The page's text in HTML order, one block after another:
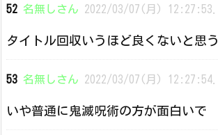
52 名無しさん 2022/03/07(月)
タイトル回収いうほど良くないと思う
53 名無しさん 2022/03/07(月)
いや普通に鬼滅呪術の方が面白いで